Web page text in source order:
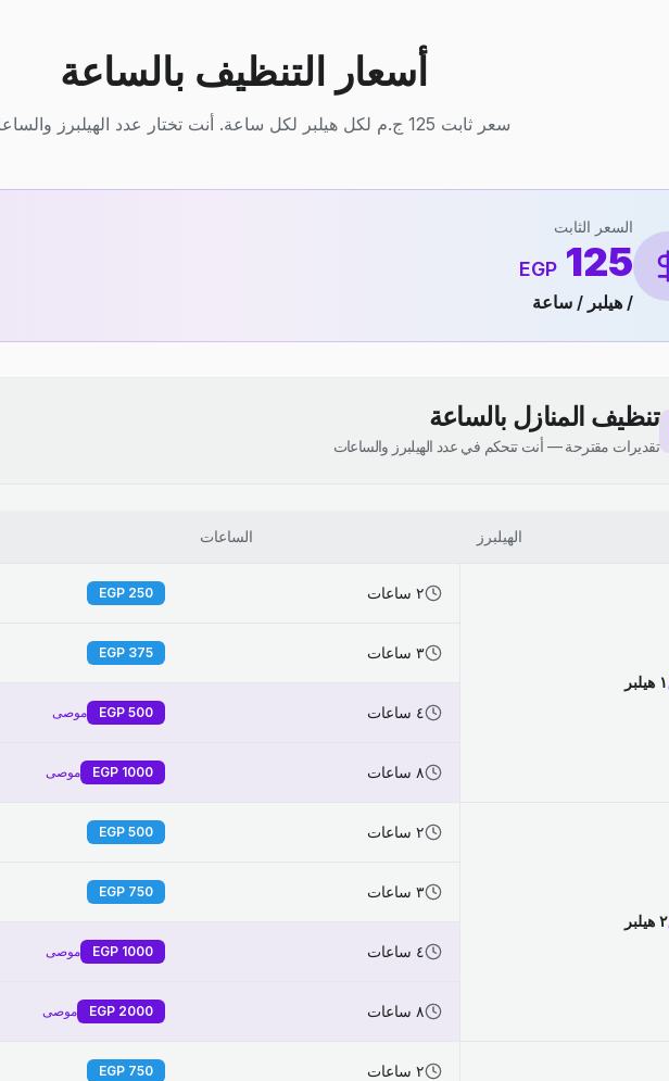
أسعار التنظيف بالساعة
سعر ثابت 125 ج.م لكل هيلبر لكل ساعة. أنت تختار عدد الهيلبرز والساعات.
السعر الثابت
125
EGP
/ هيلبر / ساعة
تنظيف المنازل بالساعة
تقديرات مقترحة — أنت تتحكم في عدد الهيلبرز والساعات
الهيلبرز الساعات
١ هيلبر
٢ ساعات 250
٣ ساعات 375
٤ ساعات 500 موصى
٨ ساعات 1000 موصى
٢ هيلبر
٢ ساعات 500
٣ ساعات 750
٤ ساعات 1000 موصى
٨ ساعات 2000 موصى
٢ ساعات 750